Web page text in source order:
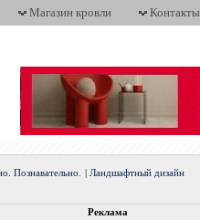
Магазин кровли Контакты
Познавательно. |Ландшафтный дизайн
Реклама